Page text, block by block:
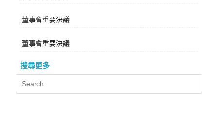
董事會重要決議
董事會重要決議
搜尋更多